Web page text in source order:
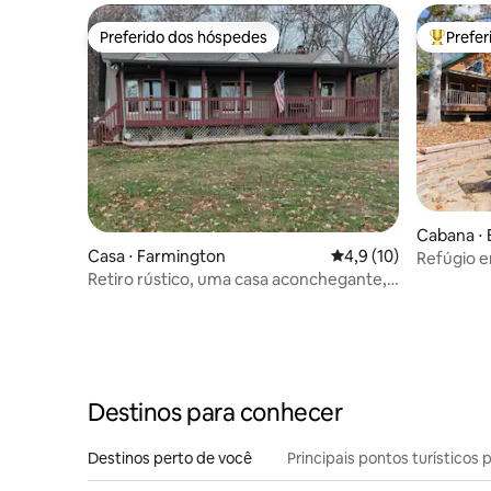
Preferido dos hóspedes
Preferido dos hóspedes
Casa ⋅ Farmington 4,9 de uma
4,9 (10)
Retiro rústico, uma casa aconchegante, 2
Entre
Cabana ⋅
Refúgio
Destinos para conhecer
Destinos perto de você Principais pontos turísticos